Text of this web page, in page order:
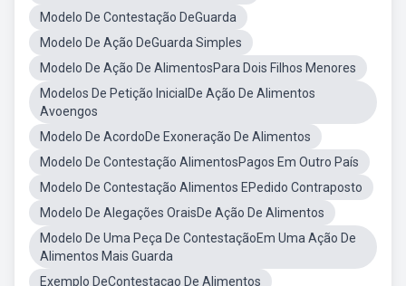
Modelo De Contestação DeGuarda
Modelo De Ação DeGuarda Simples
Modelo De Ação De AlimentosPara Dois Filhos Menores
Modelos De Petição InicialDe Ação De Alimentos
Avoengos
Modelo De AcordoDe Exoneração De Alimentos
Modelo De Contestação AlimentosPagos Em Outro País
Modelo De Contestação Alimentos EPedido Contraposto
Modelo De Alegações OraisDe Ação De Alimentos
Modelo De Uma Peça De ContestaçãoEm Uma Ação De
Alimentos Mais Guarda
Exemplo DeContestacao De Alimentos